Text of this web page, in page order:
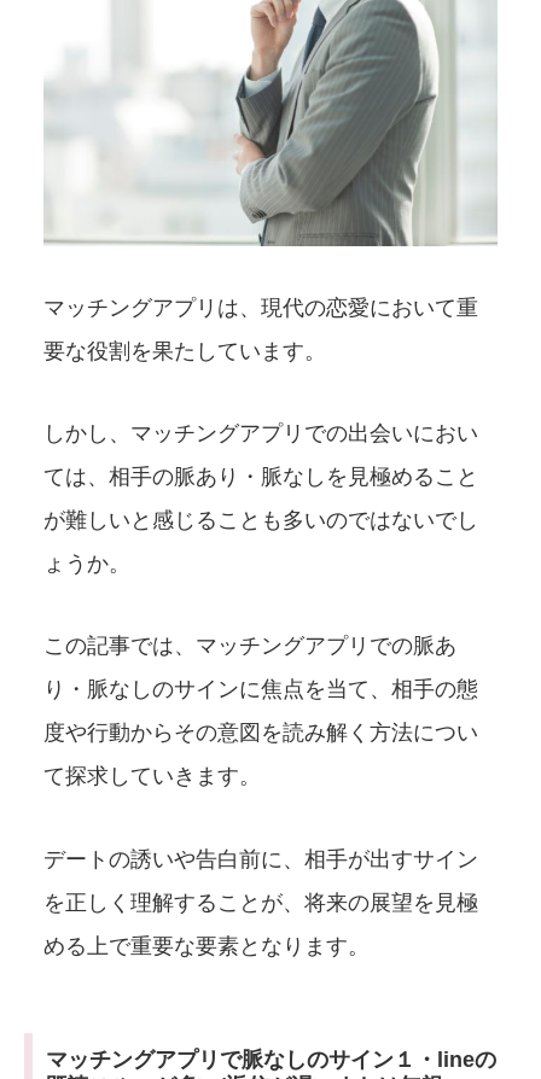
マッチングアプリは、現代の恋愛において重
要な役割を果たしています。
しかし、マッチングアプリでの出会いにおい
ては、相手の脈あり・脈なしを見極めること
が難しいと感じることも多いのではないでし
ょうか。
この記事では、マッチングアプリでの脈あ
り・脈なしのサインに焦点を当て、相手の態
度や行動からその意図を読み解く方法につい
て探求していきます。
デートの誘いや告白前に、相手が出すサイン
を正しく理解することが、将来の展望を見極
める上で重要な要素となります。
マッチングアプリで脈なしのサイン１・lineの